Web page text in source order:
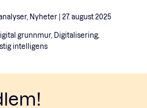
Nyheter | 27. august 2025
grunnmur, Digitalisering,
intelligens